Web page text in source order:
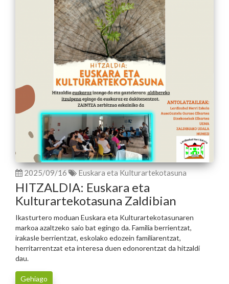
2025/09/16 Euskara eta Kulturartekotasuna
HITZALDIA: Euskara eta
Kulturartekotasuna Zaldibian
Ikasturtero moduan Euskara eta Kulturartekotasunaren
markoa azaltzeko saio bat egingo da. Familia berrientzat,
irakasle berrientzat, eskolako edozein familiarentzat,
herritarrentzat eta interesa duen edonorentzat da hitzaldi
dau.
Gehiago